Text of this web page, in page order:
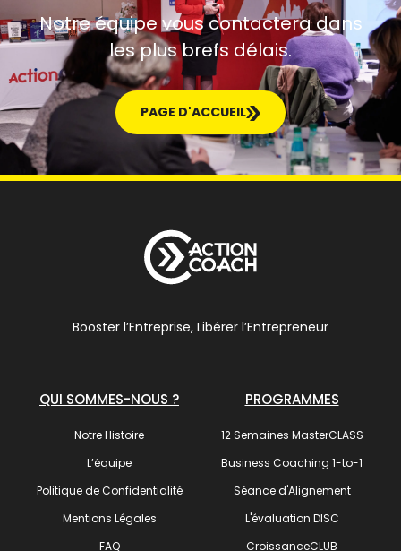
Notre équipe vous contactera dans
les plus brefs délais.
PAGE D'ACCUEIL
Booster l’Entreprise, Libérer l’Entrepreneur
QUI SOMMES-NOUS ?
Notre Histoire
L’équipe
Politique de Confidentialité
Mentions Légales
FAQ
PROGRAMMES
12 Semaines MasterCLASS
Business Coaching 1-to-1
Séance d'Alignement
L'évaluation DISC
CroissanceCLUB